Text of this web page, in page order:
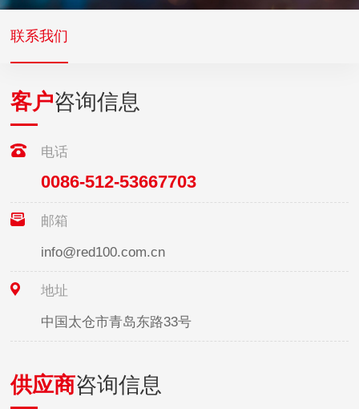
联系我们
客户咨询信息
电话
0086-512-53667703
邮箱
info@red100.com.cn
地址
中国太仓市青岛东路33号
供应商咨询信息